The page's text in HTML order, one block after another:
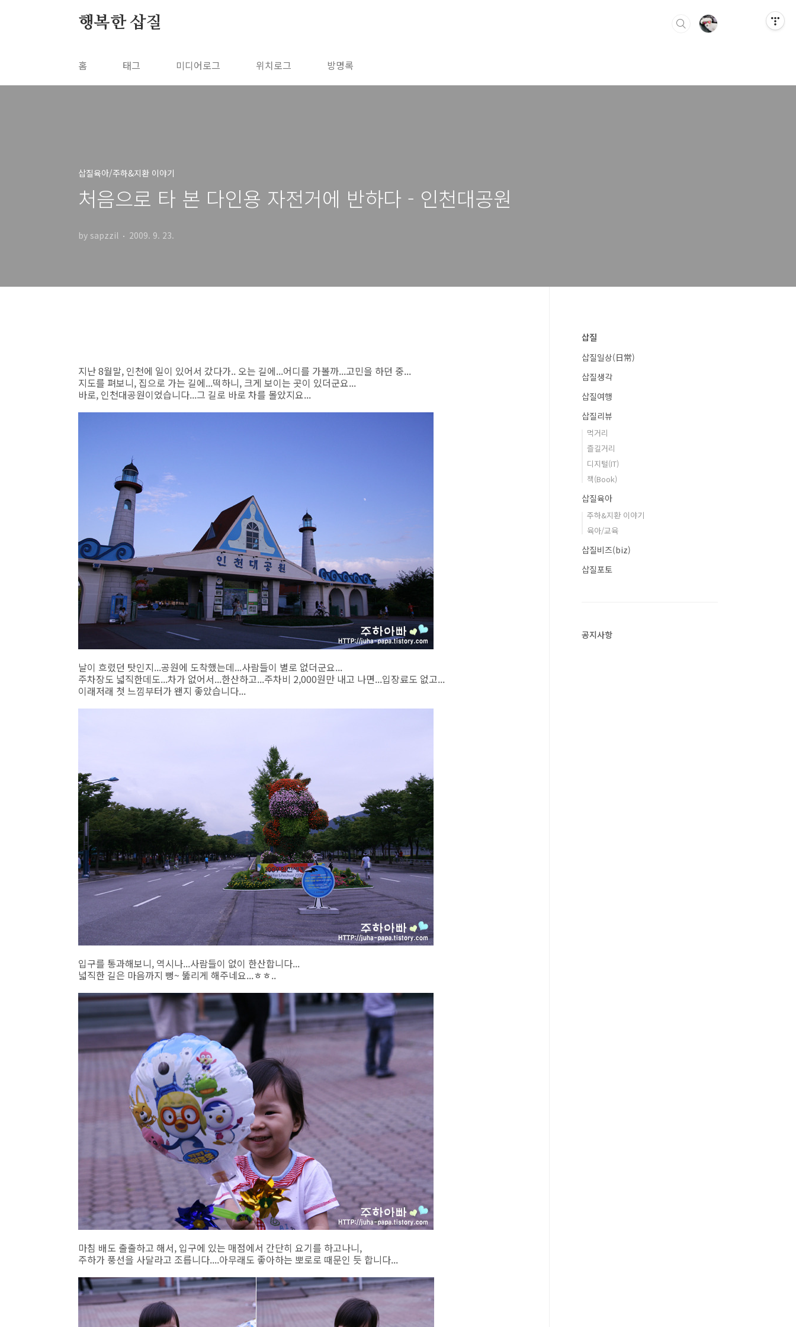
행복한 삽질
홈 태그 미디어로그 위치로그 방명록
삽질육아/주하&지환 이야기
처음으로 타 본 다인용 자전거에 반하다 - 인천대공원
by sapzzil 2009. 9. 23.
지난 8월말, 인천에 일이 있어서 갔다가.. 오는 길에...어디를 가볼까...고민을 하던 중...
지도를 펴보니, 집으로 가는 길에...떡하니, 크게 보이는 곳이 있더군요...
바로, 인천대공원이었습니다...그 길로 바로 차를 몰았지요...
날이 흐렸던 탓인지...공원에 도착했는데...사람들이 별로 없더군요...
주차장도 넓직한데도...차가 없어서...한산하고...주차비 2,000원만 내고 나면...입장료도 없고...
이래저래 첫 느낌부터가 왠지 좋았습니다...
입구를 통과해보니, 역시나...사람들이 없이 한산합니다...
넓직한 길은 마음까지 뻥~ 뚫리게 해주네요...ㅎㅎ..
마침 배도 출출하고 해서, 입구에 있는 매점에서 간단히 요기를 하고나니,
주하가 풍선을 사달라고 조릅니다....아무래도 좋아하는 뽀로로 때문인 듯 합니다...
삽질
삽질일상(日常)
삽질생각
삽질여행
삽질리뷰
먹거리
즐길거리
디지털(IT)
책(Book)
삽질육아
주하&지환 이야기
육아/교육
삽질비즈(biz)
삽질포토
공지사항